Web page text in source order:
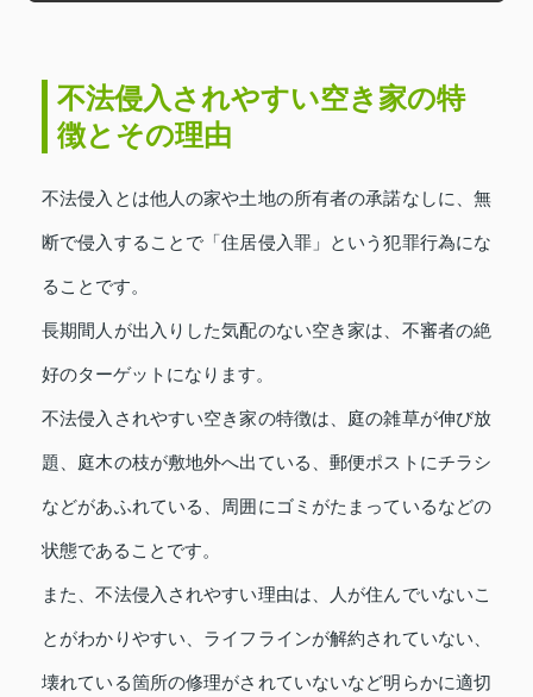
不法侵入されやすい空き家の特
徴とその理由
不法侵入とは他人の家や土地の所有者の承諾なしに、無
断で侵入することで「住居侵入罪」という犯罪行為にな
ることです。
長期間人が出入りした気配のない空き家は、不審者の絶
好のターゲットになります。
不法侵入されやすい空き家の特徴は、庭の雑草が伸び放
題、庭木の枝が敷地外へ出ている、郵便ポストにチラシ
などがあふれている、周囲にゴミがたまっているなどの
状態であることです。
また、不法侵入されやすい理由は、人が住んでいないこ
とがわかりやすい、ライフラインが解約されていない、
壊れている箇所の修理がされていないなど明らかに適切